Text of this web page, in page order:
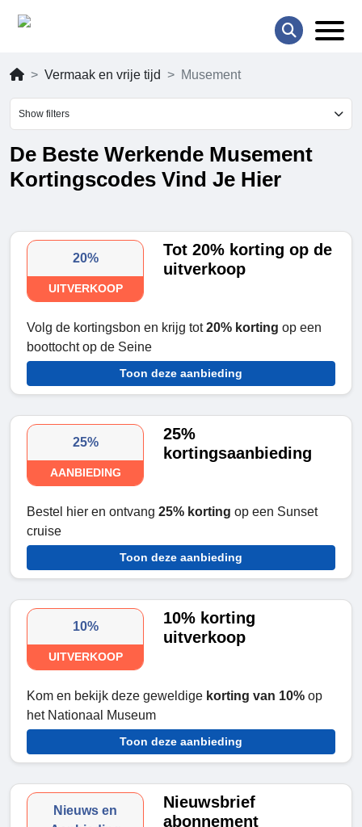
Vermaak en vrije tijd Musement
Show filters
De Beste Werkende Musement
Kortingscodes Vind Je Hier
20%
UITVERKOOP
Tot 20% korting op de
uitverkoop
Volg de kortingsbon en krijg tot20% korting op een
boottocht op de Seine
Toon deze aanbieding
25%
AANBIEDING
25%
kortingsaanbieding
Bestel hier en ontvang 25% korting op een Sunset
cruise
Toon deze aanbieding
10%
UITVERKOOP
10% korting
uitverkoop
Kom en bekijk deze geweldige korting van 10% op
het Nationaal Museum
Toon deze aanbieding
Nieuws en
Nieuwsbrief
abonnement